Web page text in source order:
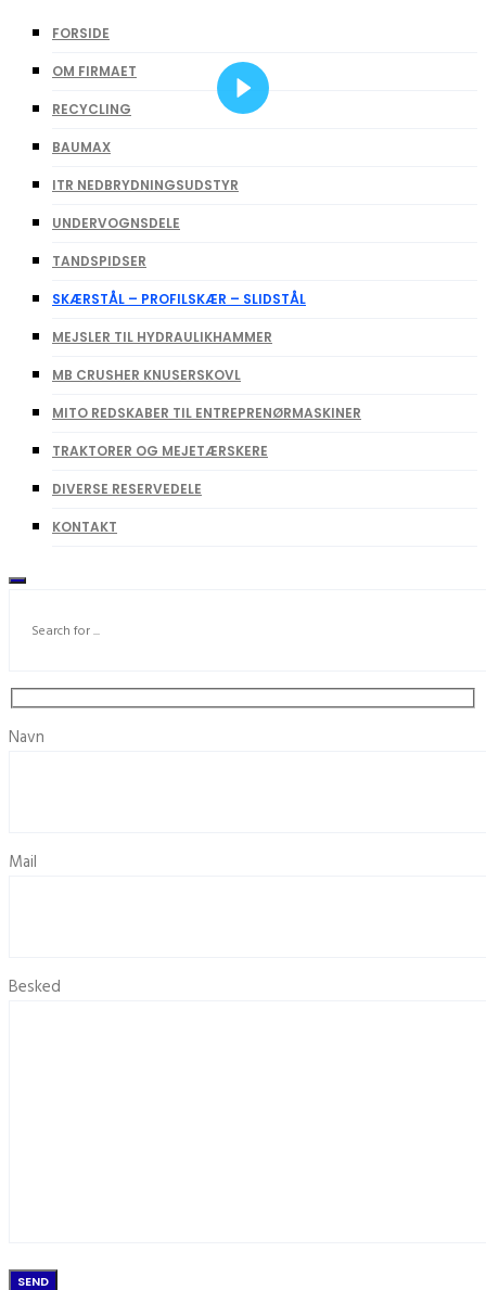
FORSIDE
OM FIRMAET
RECYCLING
BAUMAX
ITR NEDBRYDNINGSUDSTYR
UNDERVOGNSDELE
TANDSPIDSER
SKÆRSTÅL – PROFILSKÆR – SLIDSTÅL
MEJSLER TIL HYDRAULIKHAMMER
MB CRUSHER KNUSERSKOVL
MITO REDSKABER TIL ENTREPRENØRMASKINER
TRAKTORER OG MEJETÆRSKERE
DIVERSE RESERVEDELE
KONTAKT
Navn
Mail
Besked